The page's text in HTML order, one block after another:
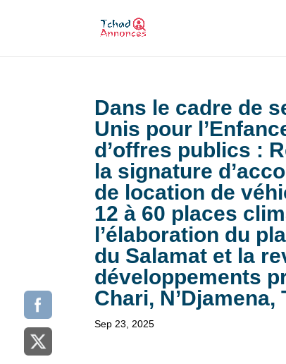
Dans le cadre de
Unis pour
d’offres publics :
la signature
de location de
12 à 60 places
l’élaboration du
du Salamat et la
développements
Chari, N’Djamena,
Sep 23, 2025